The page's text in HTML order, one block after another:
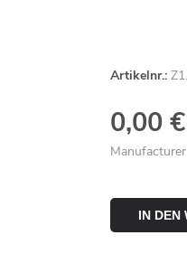
Artikelnr.:
0,00 €
IN DEN